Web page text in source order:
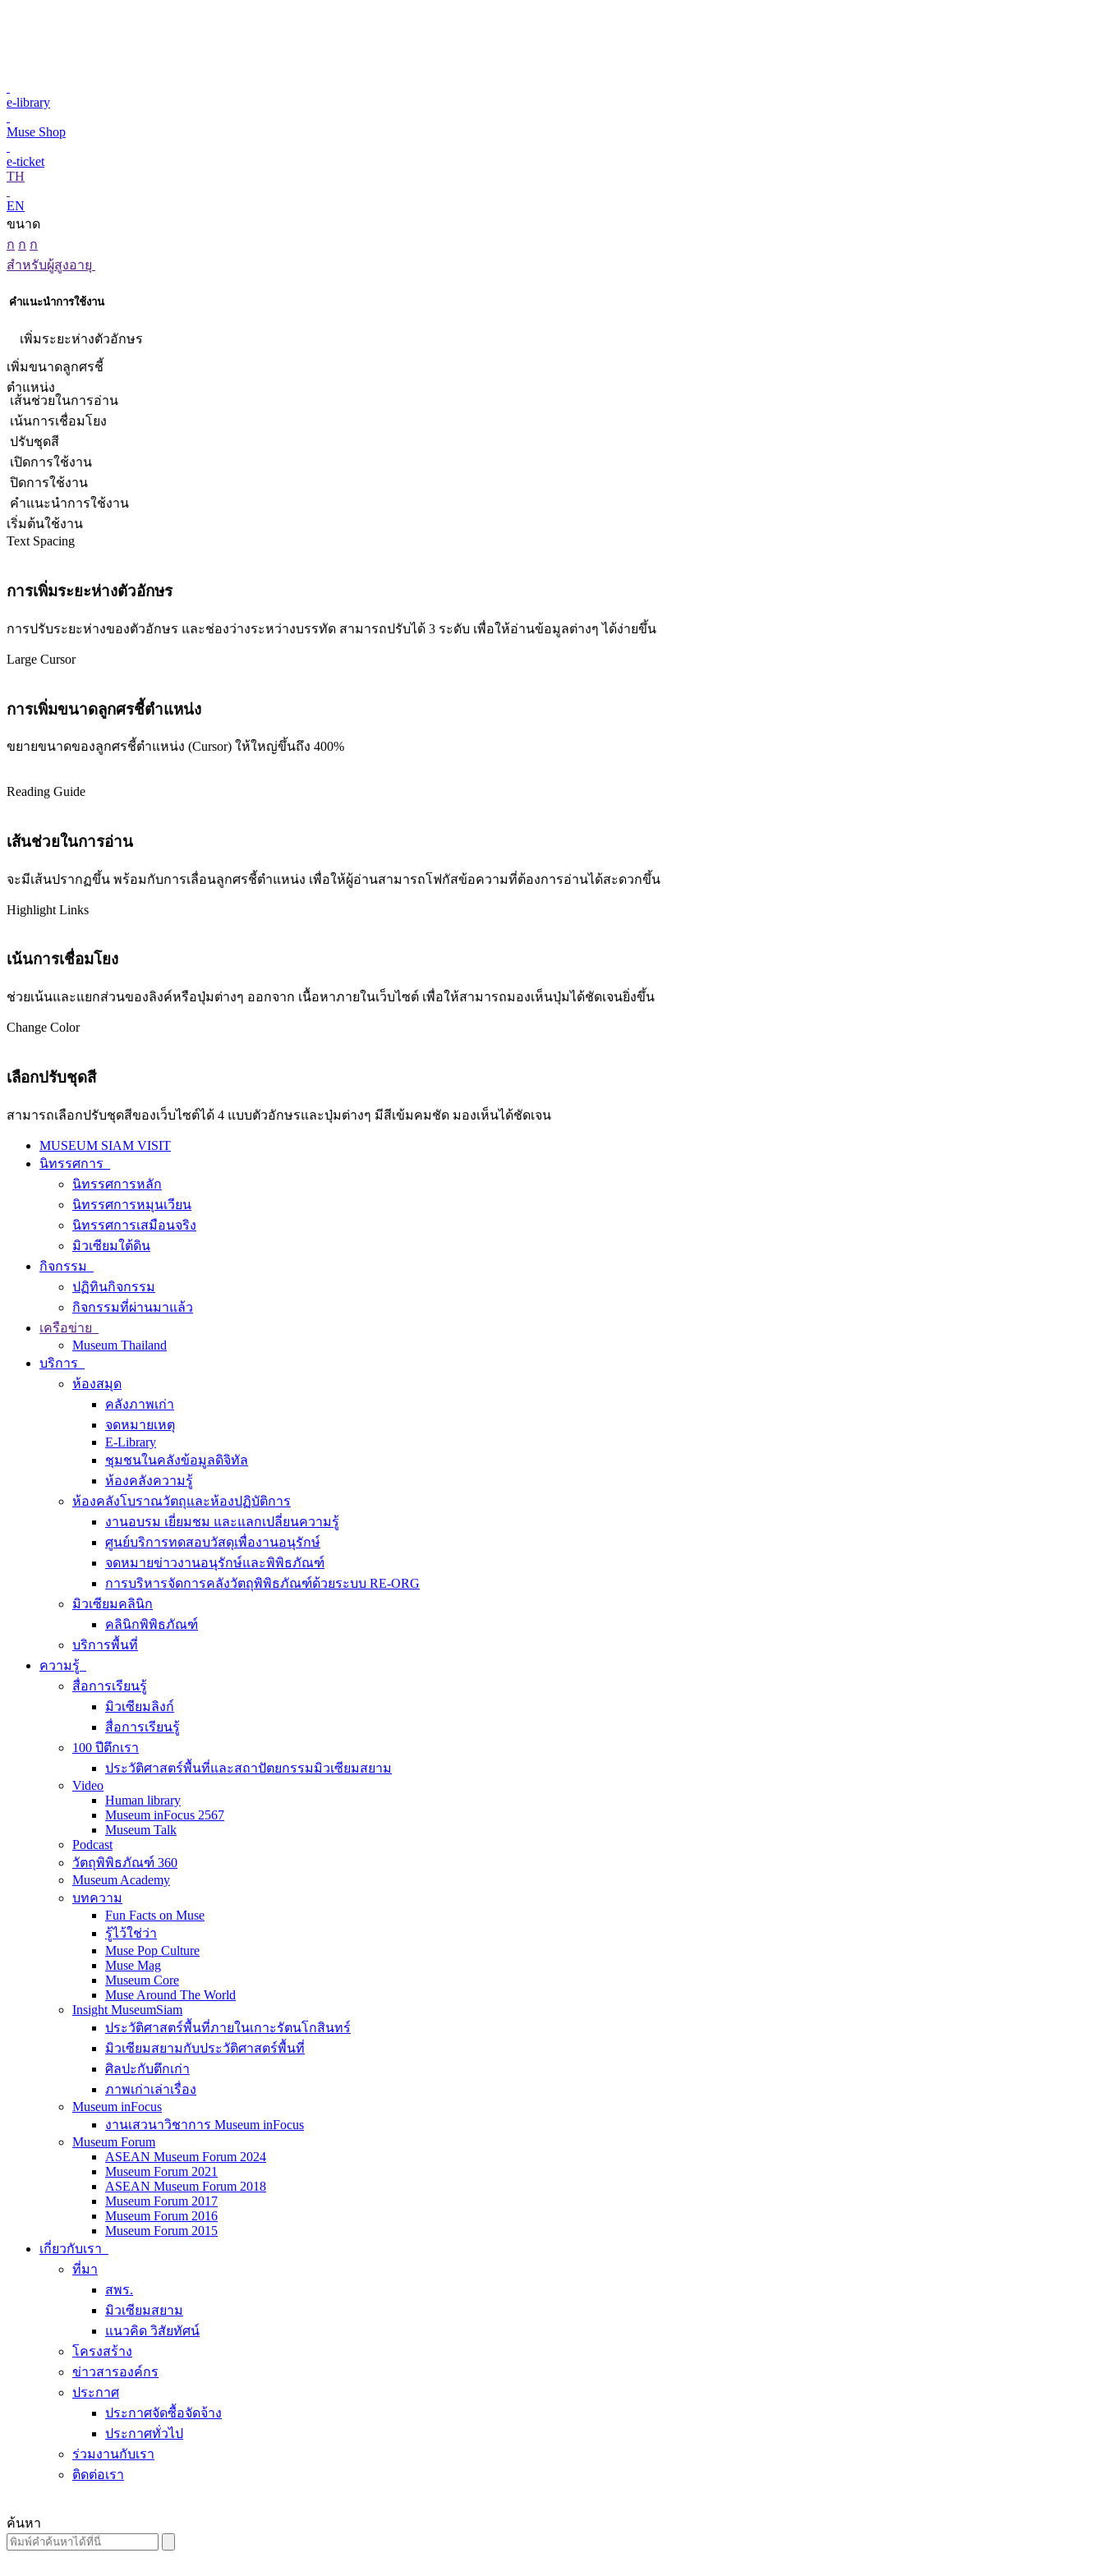
e-library
Muse Shop
e-ticket
TH
EN
ขนาด
ก ก ก
สำหรับผู้สูงอายุ
คำแนะนำการใช้งาน
เพิ่มระยะห่างตัวอักษร
เพิ่มขนาดลูกศรชี้
ตำแหน่ง
เส้นช่วยในการอ่าน
เน้นการเชื่อมโยง
ปรับชุดสี
เปิดการใช้งาน
ปิดการใช้งาน
คำแนะนำการใช้งาน
เริ่มต้นใช้งาน
Text Spacing
การเพิ่มระยะห่างตัวอักษร
การปรับระยะห่างของตัวอักษร และช่องว่างระหว่างบรรทัด สามารถปรับได้ 3 ระดับ เพื่อให้อ่านข้อมูลต่างๆ ได้ง่ายขึ้น
Large Cursor
การเพิ่มขนาดลูกศรชี้ตำแหน่ง
ขยายขนาดของลูกศรชี้ตำแหน่ง (Cursor) ให้ใหญ่ขึ้นถึง 400%
Reading Guide
เส้นช่วยในการอ่าน
จะมีเส้นปรากฏขึ้น พร้อมกับการเลื่อนลูกศรชี้ตำแหน่ง เพื่อให้ผู้อ่านสามารถโฟกัสข้อความที่ต้องการอ่านได้สะดวกขึ้น
Highlight Links
เน้นการเชื่อมโยง
ช่วยเน้นและแยกส่วนของลิงค์หรือปุ่มต่างๆ ออกจาก เนื้อหาภายในเว็บไซต์ เพื่อให้สามารถมองเห็นปุ่มได้ชัดเจนยิ่งขึ้น
Change Color
เลือกปรับชุดสี
สามารถเลือกปรับชุดสีของเว็บไซต์ได้ 4 แบบตัวอักษรและปุ่มต่างๆ มีสีเข้มคมชัด มองเห็นได้ชัดเจน
MUSEUM SIAM VISIT
นิทรรศการ
นิทรรศการหลัก
นิทรรศการหมุนเวียน
นิทรรศการเสมือนจริง
มิวเซียมใต้ดิน
กิจกรรม
ปฏิทินกิจกรรม
กิจกรรมที่ผ่านมาแล้ว
เครือข่าย
Museum Thailand
บริการ
ห้องสมุด
คลังภาพเก่า
จดหมายเหตุ
E-Library
ชุมชนในคลังข้อมูลดิจิทัล
ห้องคลังความรู้
ห้องคลังโบราณวัตถุและห้องปฏิบัติการ
งานอบรม เยี่ยมชม และแลกเปลี่ยนความรู้
ศูนย์บริการทดสอบวัสดุเพื่องานอนุรักษ์
จดหมายข่าวงานอนุรักษ์และพิพิธภัณฑ์
การบริหารจัดการคลังวัตถุพิพิธภัณฑ์ด้วยระบบ RE-ORG
มิวเซียมคลินิก
คลินิกพิพิธภัณฑ์
บริการพื้นที่
ความรู้
สื่อการเรียนรู้
มิวเซียมลิงก์
สื่อการเรียนรู้
100 ปีตึกเรา
ประวัติศาสตร์พื้นที่และสถาปัตยกรรมมิวเซียมสยาม
Video
Human library
Museum inFocus 2567
Museum Talk
Podcast
วัตถุพิพิธภัณฑ์ 360
Museum Academy
บทความ
Fun Facts on Muse
รู้ไว้ใช่ว่า
Muse Pop Culture
Muse Mag
Museum Core
Muse Around The World
Insight MuseumSiam
ประวัติศาสตร์พื้นที่ภายในเกาะรัตนโกสินทร์
มิวเซียมสยามกับประวัติศาสตร์พื้นที่
ศิลปะกับตึกเก่า
ภาพเก่าเล่าเรื่อง
Museum inFocus
งานเสวนาวิชาการ Museum inFocus
Museum Forum
ASEAN Museum Forum 2024
Museum Forum 2021
ASEAN Museum Forum 2018
Museum Forum 2017
Museum Forum 2016
Museum Forum 2015
เกี่ยวกับเรา
ที่มา
สพร.
มิวเซียมสยาม
แนวคิด วิสัยทัศน์
โครงสร้าง
ข่าวสารองค์กร
ประกาศ
ประกาศจัดซื้อจัดจ้าง
ประกาศทั่วไป
ร่วมงานกับเรา
ติดต่อเรา
ค้นหา